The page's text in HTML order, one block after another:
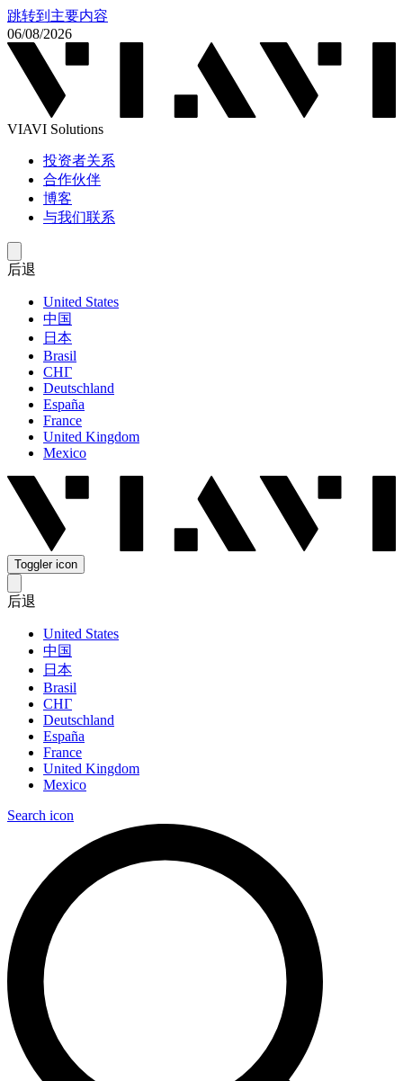
跳转到主要内容
06/08/2026
VIAVI Solutions
投资者关系
合作伙伴
博客
与我们联系
后退
United States
中国
日本
Brasil
СНГ
Deutschland
España
France
United Kingdom
Mexico
Toggler icon
后退
United States
中国
日本
Brasil
СНГ
Deutschland
España
France
United Kingdom
Mexico
Search icon